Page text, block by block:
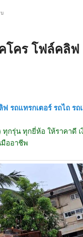
คร โฟล์คลิฟ
รถแทรกเตอร์ รถไถ ร
กรุ่น ทุกยี่ห้อ ให้ราคาดี
ออาชีพ